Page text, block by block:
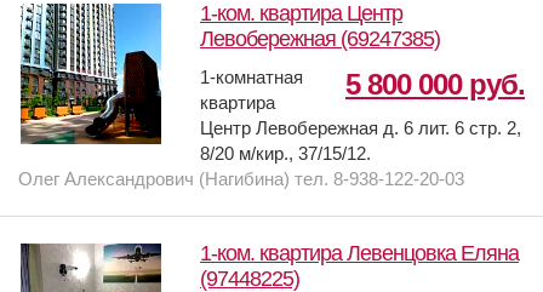
1-ком. квартира Центр
Левобережная (69247385)
5 800 000 руб.
1-комнатная
квартира
Центр Левобережная д. 6 лит. 6 стр. 2,
8/20 м/кир., 37/15/12.
Олег Александрович (Нагибина) тел. 8-938-122-20-03
1-ком. квартира Левенцовка Еляна
(97448225)